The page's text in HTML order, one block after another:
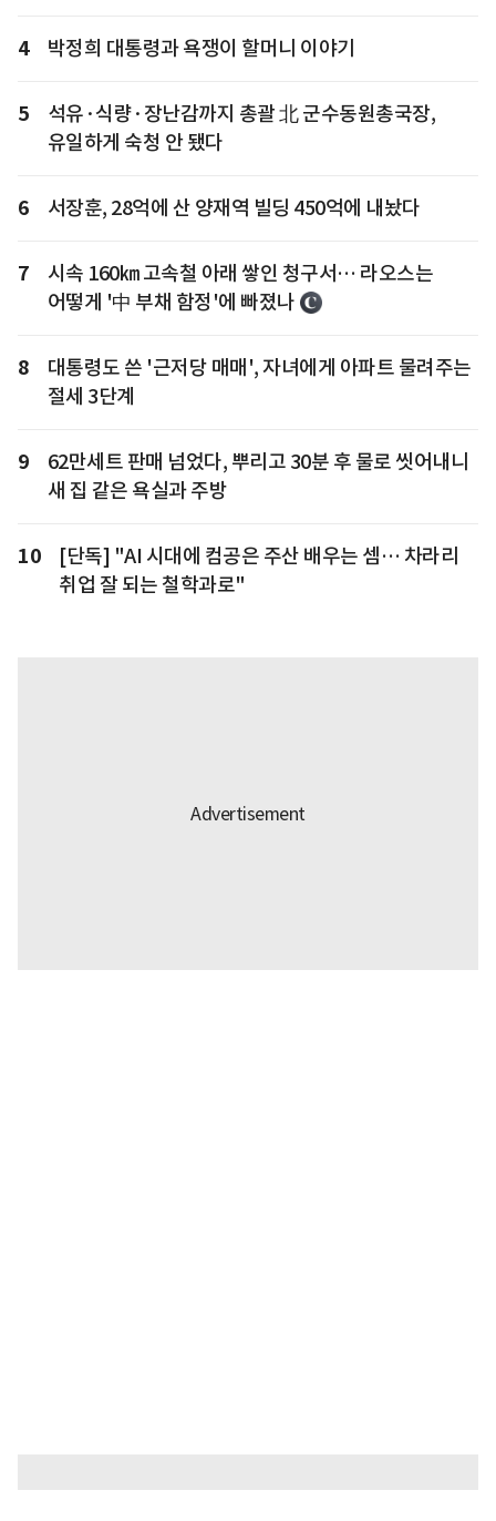
4 박정희 대통령과 욕쟁이 할머니 이야기
5
석유·식량·장난감까지 총괄 北 군수동원총국장,
유일하게 숙청 안 됐다
6 서장훈, 28억에 산 양재역 빌딩 450억에 내놨다
7
시속 160㎞ 고속철 아래 쌓인 청구서… 라오스는
어떻게 '中 부채 함정'에 빠졌나
8
대통령도 쓴 '근저당 매매', 자녀에게 아파트 물려주는
절세 3단계
9
62만세트 판매 넘었다, 뿌리고 30분 후 물로 씻어내니
새 집 같은 욕실과 주방
10
[단독] "AI 시대에 컴공은 주산 배우는 셈… 차라리
취업 잘 되는 철학과로"